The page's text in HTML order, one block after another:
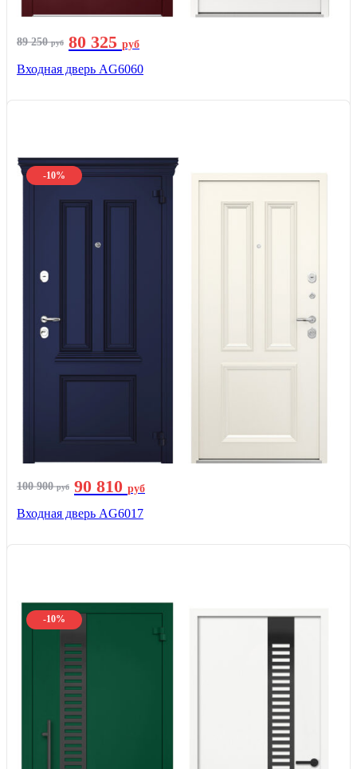
89 250руб 80 325 руб
Входная дверь AG6060
-10%
100 900руб 90 810 руб
Входная дверь AG6017
-10%